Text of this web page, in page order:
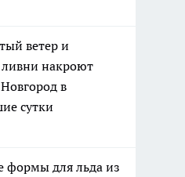
ветер и
накроют
в
сутки
для льда из